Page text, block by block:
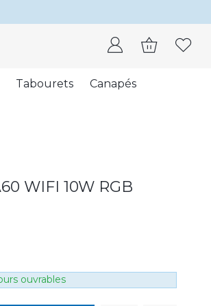
Tabourets Canapés
WIFI 10W RGB
ouvrables